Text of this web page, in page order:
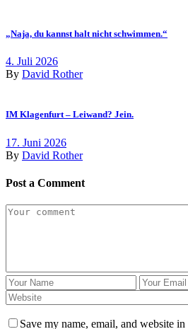
„Naja, du kannst halt nicht schwimmen.“
4. Juli 2026
By David Rother
IM Klagenfurt – Leiwand? Jein.
17. Juni 2026
By David Rother
Post a Comment
Save my name, email, and website